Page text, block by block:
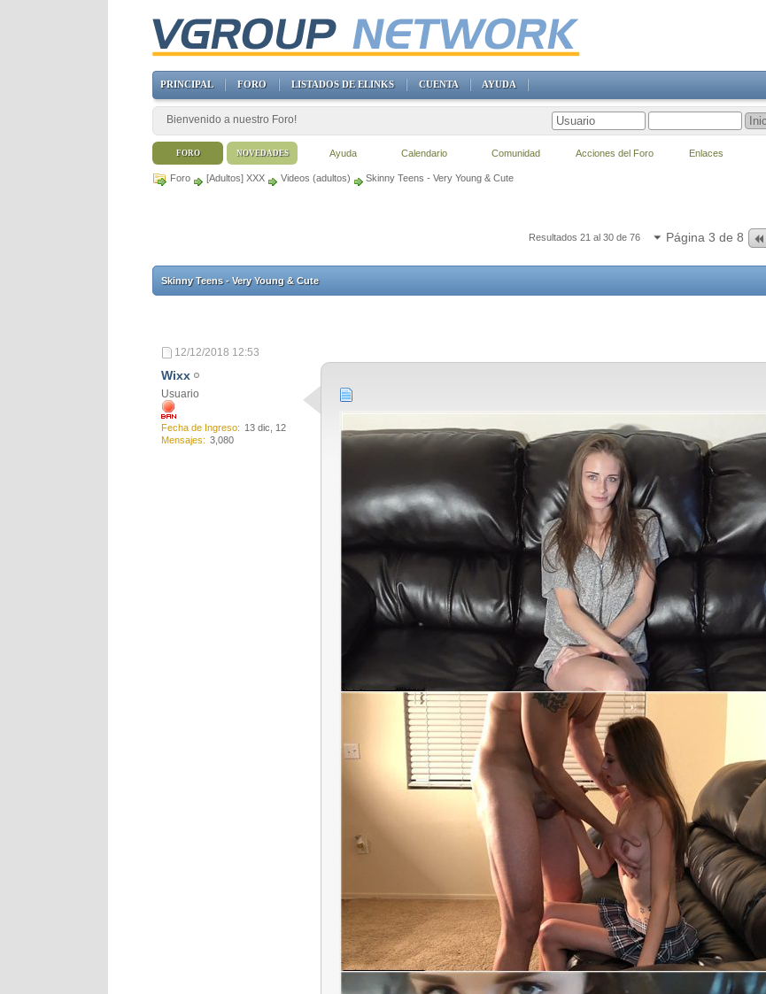
Foro [Adultos] XXX Videos (adultos) Skinny Teens - Very Young & Cute
Página 3 de 8
Resultados 21 al 30 de 76
Skinny Teens - Very Young & Cute
12/12/2018 12:53
Wixx
Usuario
Fecha de Ingreso
13 dic, 12
Mensajes
3,080
PRINCIPAL FORO LISTADOS DE ELINKS CUENTA AYUDA
Bienvenido a nuestro Foro!
FORO Ayuda Calendario Comunidad Acciones del Foro Enlaces
NOVEDADES